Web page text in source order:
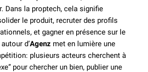
Dans la proptech, cela signifie
le produit, recruter des profils
et gagner en présence sur le
d’Agenz met en lumière une
plusieurs acteurs cherchent à
pour chercher un bien, publier une